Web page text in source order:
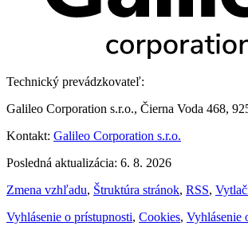
Technický prevádzkovateľ:
Galileo Corporation s.r.o., Čierna Voda 468,
Kontakt: Galileo Corporation s.r.o.
Posledná aktualizácia: 6. 8. 2026
Zmena vzhľadu, Štruktúra stránok, RSS,
Vyhlásenie o prístupnosti, Cookies, Vyhlásenie